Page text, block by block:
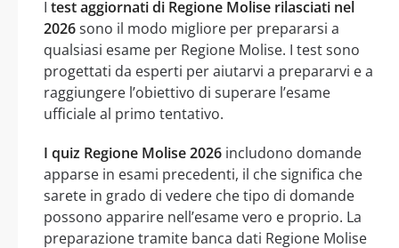
I test aggiornati di Regione Molise rilasciati nel
2026sono il modo migliore per prepararsi a
qualsiasi esame per Regione Molise. I test sono
progettati da esperti per aiutarvi a prepararvi e a
raggiungere l’obiettivo di superare l’esame
ufficiale al primo tentativo.
I quiz Regione Molise 2026 includono domande
apparse in esami precedenti, il che significa che
sarete in grado di vedere che tipo di domande
possono apparire nell’esame vero e proprio. La
preparazione tramite banca dati Regione Molise